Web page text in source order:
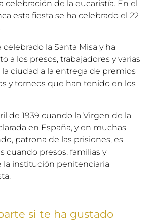
celebración de la eucaristía. En el
esta fiesta se ha celebrado el 22
celebrado la Santa Misa y ha
a los presos, trabajadores y varias
ciudad a la entrega de premios
y torneos que han tenido en los
de 1939 cuando la Virgen de la
en España, y en muchas
patrona de las prisiones, es
cuando presos, familias y
la institución penitenciaria
si te ha gustado